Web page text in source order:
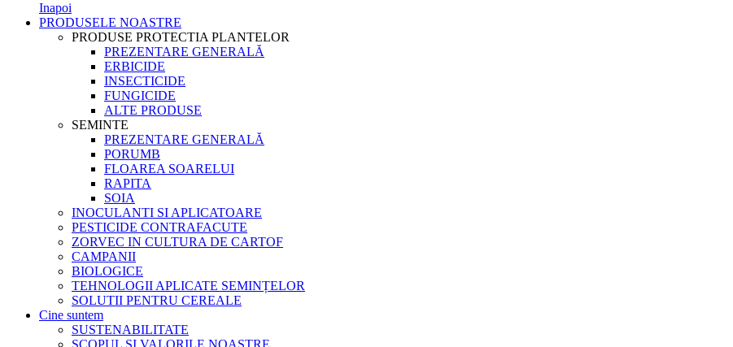
Inapoi
PRODUSELE NOASTRE
PRODUSE PROTECTIA PLANTELOR
PREZENTARE GENERALĂ
ERBICIDE
INSECTICIDE
FUNGICIDE
ALTE PRODUSE
SEMINTE
PREZENTARE GENERALĂ
PORUMB
FLOAREA SOARELUI
RAPITA
SOIA
INOCULANTI SI APLICATOARE
PESTICIDE CONTRAFACUTE
ZORVEC IN CULTURA DE CARTOF
CAMPANII
BIOLOGICE
TEHNOLOGII APLICATE SEMINȚELOR
SOLUTII PENTRU CEREALE
Cine suntem
SUSTENABILITATE